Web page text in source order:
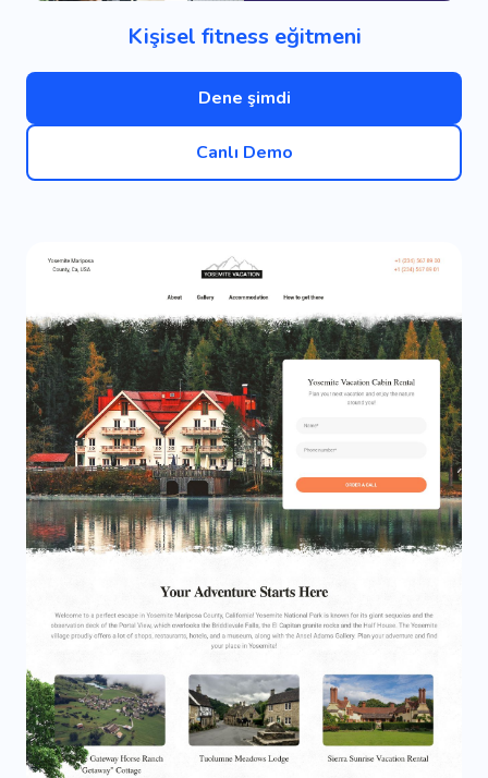
Kişisel fitness eğitmeni
Dene şimdi
Canlı Demo